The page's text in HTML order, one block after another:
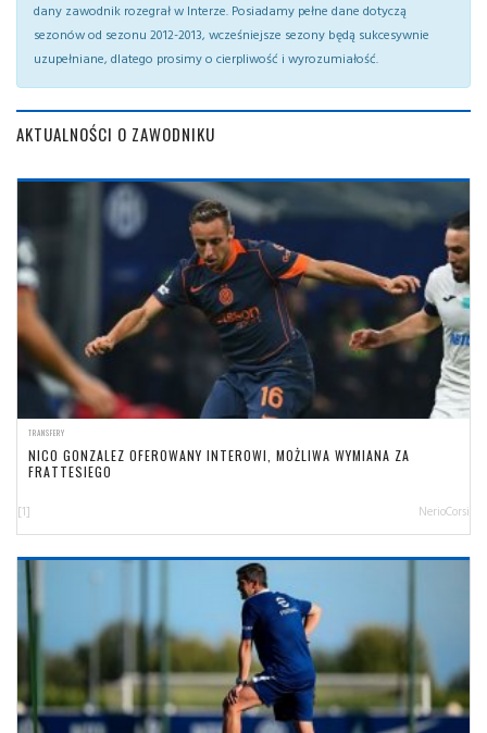
dany zawodnik rozegrał w Interze. Posiadamy pełne dane dotyczą
sezonów od sezonu 2012-2013, wcześniejsze sezony będą sukcesywnie
uzupełniane, dlatego prosimy o cierpliwość i wyrozumiałość.
AKTUALNOŚCI O ZAWODNIKU
TRANSFERY
NICO GONZALEZ OFEROWANY INTEROWI, MOŻLIWA WYMIANA ZA
FRATTESIEGO
[1] NerioCorsi